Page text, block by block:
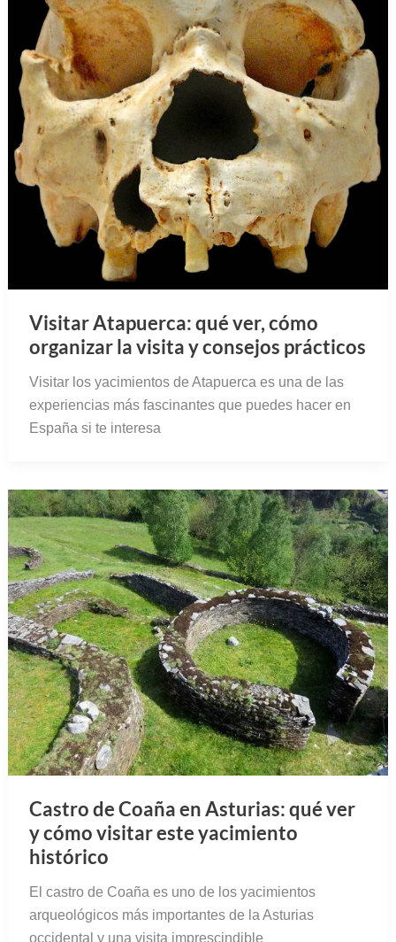
Visitar Atapuerca: qué ver, cómo
organizar la visita y consejos prácticos
Visitar los yacimientos de Atapuerca es una de las
experiencias más fascinantes que puedes hacer en
España si te interesa
Castro de Coaña en Asturias: qué ver
y cómo visitar este yacimiento
histórico
El castro de Coaña es uno de los yacimientos
arqueológicos más importantes de la Asturias
occidental y una visita imprescindible